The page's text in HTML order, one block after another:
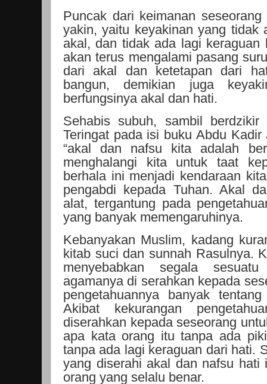
Puncak dari keimanan
yakin, yaitu keyakinan yang tidak
akal, dan tidak ada lagi keraguan
akan terus mengalami pasang
dari akal dan ketetapan dari
bangun, demikian juga
berfungsinya akal dan hati.
Sehabis subuh, sambil
Teringat pada isi buku Abdu
“akal dan nafsu kita adalah
menghalangi kita untuk taat
berhala ini menjadi kendaraan
pengabdi kepada Tuhan. Akal
alat, tergantung pada
yang banyak memengaruhinya.
Kebanyakan Muslim, kadang
kitab suci dan sunnah Rasulnya.
menyebabkan segala
agamanya di serahkan kepada
pengetahuannya banyak
Akibat kekurangan
diserahkan kepada seseorang
apa kata orang itu tanpa ada
tanpa ada lagi keraguan dari hati.
yang diserahi akal dan nafsu hati
orang yang selalu benar.